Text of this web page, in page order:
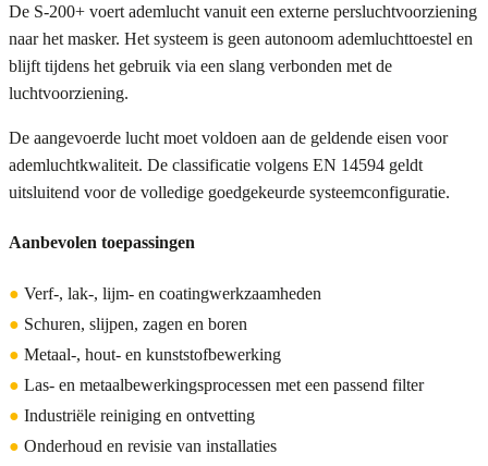
De S-200+ voert ademlucht vanuit een externe persluchtvoorziening
naar het masker. Het systeem is geen autonoom ademluchttoestel en
blijft tijdens het gebruik via een slang verbonden met de
luchtvoorziening.
De aangevoerde lucht moet voldoen aan de geldende eisen voor
ademluchtkwaliteit. De classificatie volgens EN 14594 geldt
uitsluitend voor de volledige goedgekeurde systeemconfiguratie.
Aanbevolen toepassingen
● Verf-, lak-, lijm- en coatingwerkzaamheden
● Schuren, slijpen, zagen en boren
● Metaal-, hout- en kunststofbewerking
● Las- en metaalbewerkingsprocessen met een passend filter
● Industriële reiniging en ontvetting
● Onderhoud en revisie van installaties